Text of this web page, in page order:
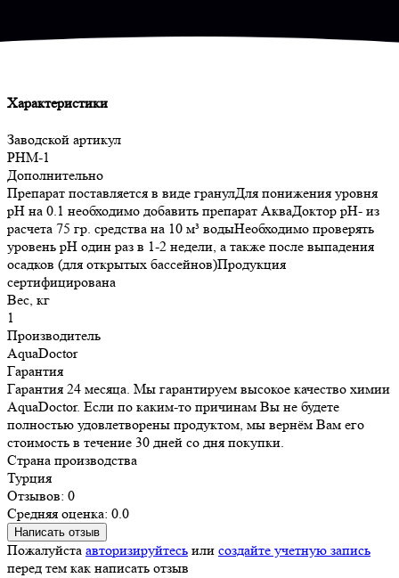
Характеристики
Заводской артикул
PHM-1
Дополнительно
Препарат поставляется в виде гранулДля понижения уровня
pH на 0.1 необходимо добавить препарат АкваДоктор рН- из
расчета 75 гр. средства на 10 м³ водыНеобходимо проверять
уровень pH один раз в 1-2 недели, а также после выпадения
осадков (для открытых бассейнов)Продукция
сертифицирована
Вес, кг
1
Производитель
AquaDoctor
Гарантия
Гарантия 24 месяца. Мы гарантируем высокое качество химии
AquaDoctor. Если по каким-то причинам Вы не будете
полностью удовлетворены продуктом, мы вернём Вам его
стоимость в течение 30 дней со дня покупки.
Страна производства
Турция
Отзывов: 0
Средняя оценка: 0.0
Написать отзыв
Пожалуйста авторизируйтесь или создайте учетную запись
перед тем как написать отзыв